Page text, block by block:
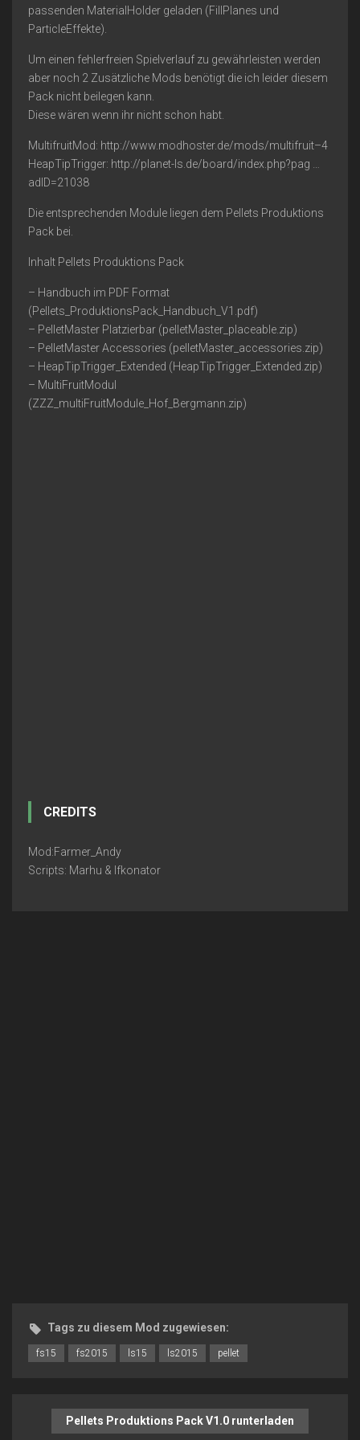
passenden MaterialHolder geladen (FillPlanes und
ParticleEffekte).
Um einen fehlerfreien Spielverlauf zu gewährleisten werden
aber noch 2 Zusätzliche Mods benötigt die ich leider diesem
Pack nicht beilegen kann.
Diese wären wenn ihr nicht schon habt.
MultifruitMod: http://www.modhoster.de/mods/multifruit–4
HeapTipTrigger: http://planet-ls.de/board/index.php?pag …
adID=21038
Die entsprechenden Module liegen dem Pellets Produktions
Pack bei.
Inhalt Pellets Produktions Pack
– Handbuch im PDF Format
(Pellets_ProduktionsPack_Handbuch_V1.pdf)
– PelletMaster Platzierbar (pelletMaster_placeable.zip)
– PelletMaster Accessories (pelletMaster_accessories.zip)
– HeapTipTrigger_Extended (HeapTipTrigger_Extended.zip)
– MultiFruitModul
(ZZZ_multiFruitModule_Hof_Bergmann.zip)
CREDITS
Mod:Farmer_Andy
Scripts: Marhu & Ifkonator
Tags zu diesem Mod zugewiesen:
fs15 fs2015 ls15 ls2015 pellet
Pellets Produktions Pack V1.0 runterladen